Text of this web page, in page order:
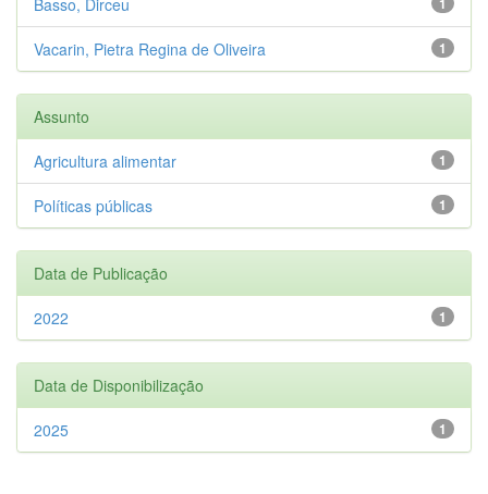
1
Vacarin, Pietra Regina de Oliveira
Assunto
1
Agricultura alimentar
1
Políticas públicas
Data de Publicação
1
2022
Data de Disponibilização
1
2025